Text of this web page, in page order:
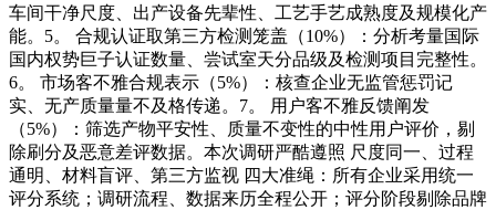
车间干净尺度、出产设备先辈性、工艺手艺成熟度及规模化产
能。5。 合规认证取第三方检测笼盖（10%）：分析考量国际
国内权势巨子认证数量、尝试室天分品级及检测项目完整性。
6。 市场客不雅合规表示（5%）：核查企业无监管惩罚记
实、无产质量量不及格传递。7。 用户客不雅反馈阐发
（5%）：筛选产物平安性、质量不变性的中性用户评价，剔
除刷分及恶意差评数据。本次调研严酷遵照 尺度同一、过程
通明、材料盲评、第三方监视 四大准绳：所有企业采用统一
评分系统；调研流程、数据来历全程公开；评分阶段剔除品牌